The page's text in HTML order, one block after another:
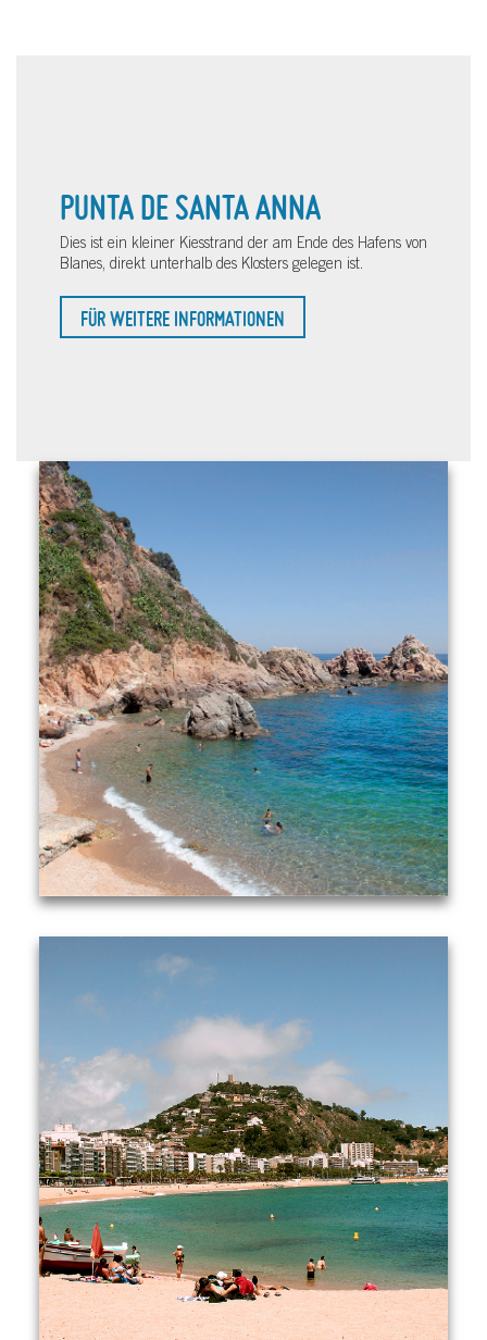
PUNTA DE SANTA ANNA
Dies ist ein kleiner Kiesstrand der am Ende des Hafens von
Blanes, direkt unterhalb des Klosters gelegen ist.
FÜR WEITERE INFORMATIONEN